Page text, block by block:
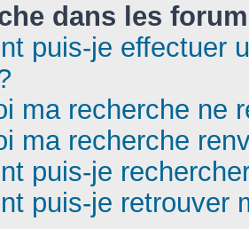
dans les
puis-je effectuer
ma recherche ne
ma recherche
puis-je
puis-je retrouver